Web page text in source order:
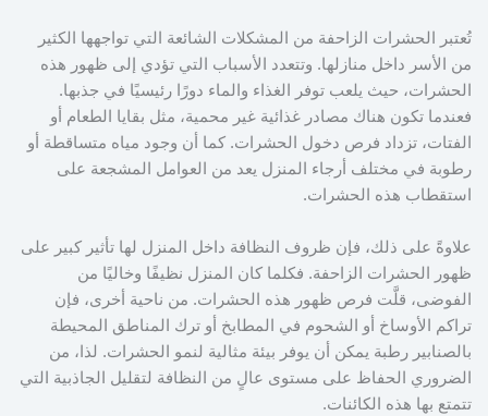
تُعتبر الحشرات الزاحفة من المشكلات الشائعة التي تواجهها الكثير
من الأسر داخل منازلها. وتتعدد الأسباب التي تؤدي إلى ظهور هذه
الحشرات، حيث يلعب توفر الغذاء والماء دورًا رئيسيًا في جذبها.
فعندما تكون هناك مصادر غذائية غير محمية، مثل بقايا الطعام أو
الفتات، تزداد فرص دخول الحشرات. كما أن وجود مياه متساقطة أو
رطوبة في مختلف أرجاء المنزل يعد من العوامل المشجعة على
استقطاب هذه الحشرات.
علاوةً على ذلك، فإن ظروف النظافة داخل المنزل لها تأثير كبير على
ظهور الحشرات الزاحفة. فكلما كان المنزل نظيفًا وخاليًا من
الفوضى، قلَّت فرص ظهور هذه الحشرات. من ناحية أخرى، فإن
تراكم الأوساخ أو الشحوم في المطابخ أو ترك المناطق المحيطة
بالصنابير رطبة يمكن أن يوفر بيئة مثالية لنمو الحشرات. لذا، من
الضروري الحفاظ على مستوى عالٍ من النظافة لتقليل الجاذبية التي
تتمتع بها هذه الكائنات.